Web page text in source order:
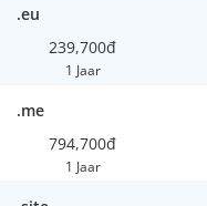
.eu
239,700đ
1 Jaar
.me
794,700đ
1 Jaar